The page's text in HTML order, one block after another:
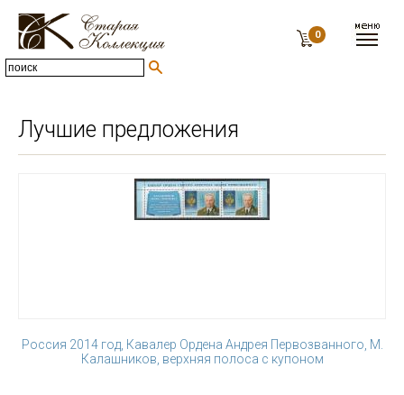
0
Лучшие предложения
Россия 2014 год, Кавалер Ордена Андрея Первозванного, М.
Калашников, верхняя полоса с купоном